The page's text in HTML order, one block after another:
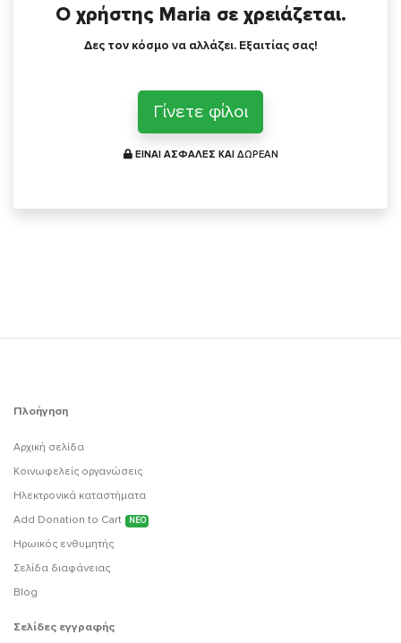
Ο χρήστης Maria σε χρειάζεται.
Δες τον κόσμο να αλλάζει. Εξαιτίας σας!
Γίνετε φίλοι
ΕΙΝΑΙ ΑΣΦΑΛΕΣ ΚΑΙ ΔΩΡΕΑΝ
Πλοήγηση
Αρχική σελίδα
Κοινωφελείς οργανώσεις
Ηλεκτρονικά καταστήματα
Add Donation to Cart
ΝΕΟ
Ηρωικός ενθυμητής
Σελίδα διαφάνειας
Blog
Σελίδες εγγραφής